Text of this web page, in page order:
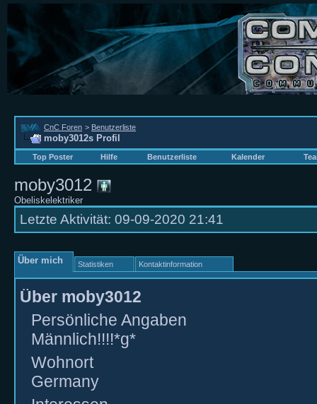
CnC Foren > Benutzerliste
moby3012s Profil
Top Poster Hilfe Benutzerliste Kalender
moby3012
Obeliskelektriker
Letzte Aktivität: 09-09-2020 21:41
Über mich Statistiken Kontaktinformation
Über moby3012
Persönliche Angaben
Männlich!!!!*g*
Wohnort
Germany